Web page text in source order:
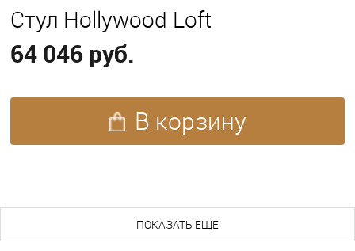
Стул Hollywood Loft
64 046 руб.
В корзину
ПОКАЗАТЬ ЕЩЕ